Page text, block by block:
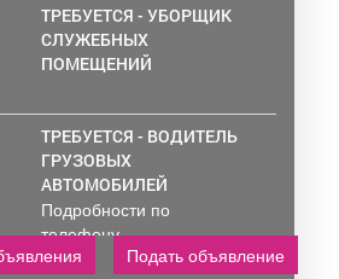
ТРЕБУЕТСЯ - УБОРЩИК
СЛУЖЕБНЫХ
ПОМЕЩЕНИЙ
ТРЕБУЕТСЯ - ВОДИТЕЛЬ
ГРУЗОВЫХ
АВТОМОБИЛЕЙ
Подробности по
телефону..
Подать объявление